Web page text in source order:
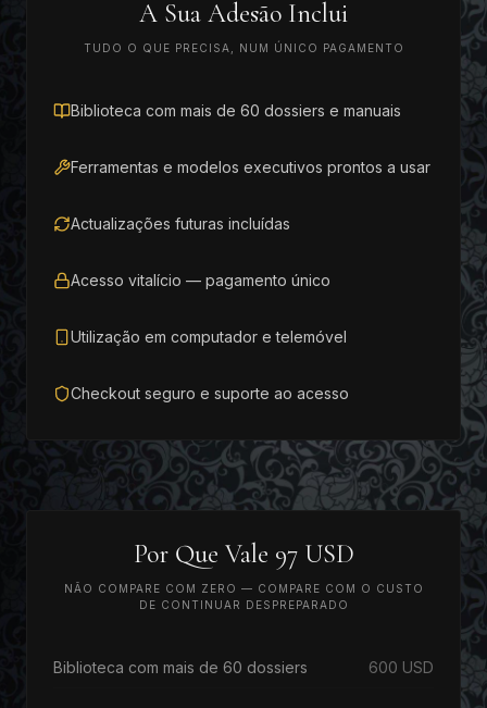
A Sua Adesão Inclui
TUDO O QUE PRECISA, NUM ÚNICO PAGAMENTO
Biblioteca com mais de 60 dossiers e manuais
Ferramentas e modelos executivos prontos a usar
Actualizações futuras incluídas
Acesso vitalício — pagamento único
Utilização em computador e telemóvel
Checkout seguro e suporte ao acesso
Por Que Vale 97 USD
NÃO COMPARE COM ZERO — COMPARE COM O CUSTO
DE CONTINUAR DESPREPARADO
Biblioteca com mais de 60 dossiers 600 USD